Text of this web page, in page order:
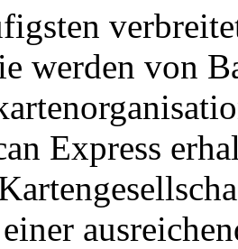
werden von
Express